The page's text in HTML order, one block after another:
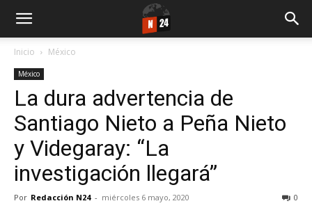
Inicio México
México
La dura advertencia de
Santiago Nieto a Peña Nieto
y Videgaray: “La
investigación llegará”
Por Redacción N24 - miércoles 6 mayo, 2020 0